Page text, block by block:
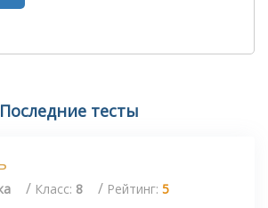
Последние тесты
/ Класс: 8 / Рейтинг: 5